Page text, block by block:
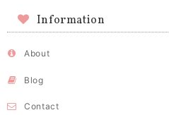
Information
About
Blog
Contact